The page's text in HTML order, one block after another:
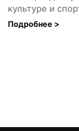
культуре и
Подробнее >